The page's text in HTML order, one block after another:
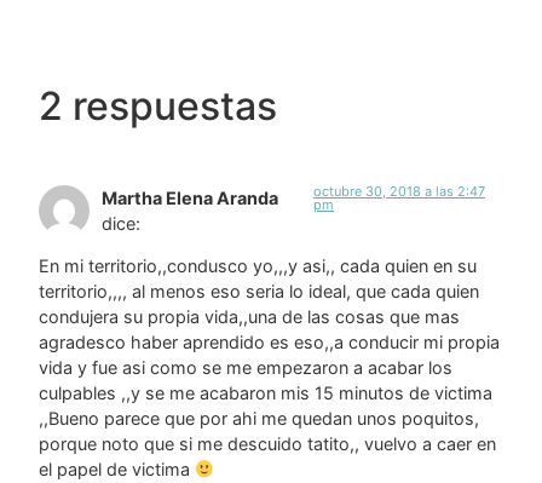
2 respuestas
Martha Elena Aranda
dice:
octubre 30, 2018 a las 2:47
pm
En mi territorio,,condusco yo,,,y asi,, cada quien en su
territorio,,,, al menos eso seria lo ideal, que cada quien
condujera su propia vida,,una de las cosas que mas
agradesco haber aprendido es eso,,a conducir mi propia
vida y fue asi como se me empezaron a acabar los
culpables ,,y se me acabaron mis 15 minutos de victima
,,Bueno parece que por ahi me quedan unos poquitos,
porque noto que si me descuido tatito,, vuelvo a caer en
el papel de victima